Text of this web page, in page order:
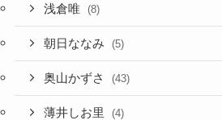
浅倉唯 (8)
朝日ななみ (5)
奥山かずさ (43)
薄井しお里 (4)